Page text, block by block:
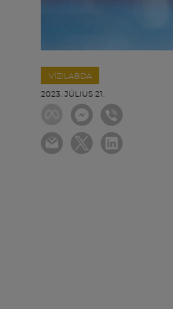
VÍZILABDA
2023. JÚLIUS 21.